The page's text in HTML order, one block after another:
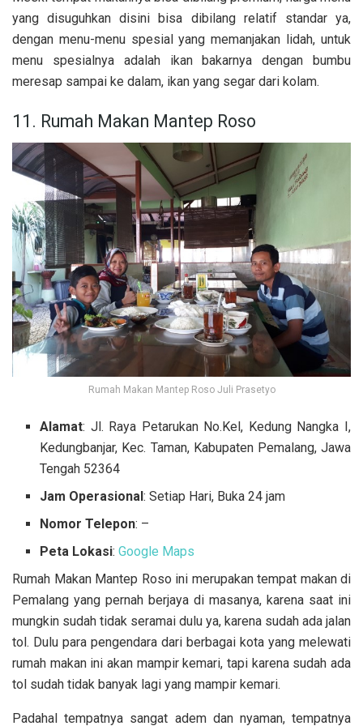
yang disuguhkan disini bisa dibilang relatif standar ya,
dengan menu-menu spesial yang memanjakan lidah, untuk
menu spesialnya adalah ikan bakarnya dengan bumbu
meresap sampai ke dalam, ikan yang segar dari kolam.
11. Rumah Makan Mantep Roso
Rumah Makan Mantep Roso Juli Prasetyo
Alamat: Jl. Raya Petarukan No.Kel, Kedung Nangka I,
Kedungbanjar, Kec. Taman, Kabupaten Pemalang, Jawa
Tengah 52364
Jam Operasional: Setiap Hari, Buka 24 jam
Nomor Telepon: –
Peta Lokasi:Google Maps
Rumah Makan Mantep Roso ini merupakan tempat makan di
Pemalang yang pernah berjaya di masanya, karena saat ini
mungkin sudah tidak seramai dulu ya, karena sudah ada jalan
tol. Dulu para pengendara dari berbagai kota yang melewati
rumah makan ini akan mampir kemari, tapi karena sudah ada
tol sudah tidak banyak lagi yang mampir kemari.
Padahal tempatnya sangat adem dan nyaman, tempatnya